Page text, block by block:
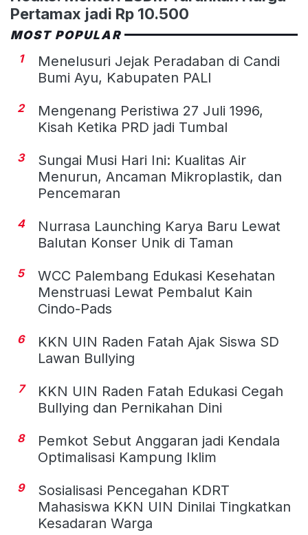
Pertamax jadi Rp 10.500
MOST POPULAR
1
Menelusuri Jejak Peradaban di Candi
Bumi Ayu, Kabupaten PALI
2
Mengenang Peristiwa 27 Juli 1996,
Kisah Ketika PRD jadi Tumbal
3
Sungai Musi Hari Ini: Kualitas Air
Menurun, Ancaman Mikroplastik, dan
Pencemaran
4
Nurrasa Launching Karya Baru Lewat
Balutan Konser Unik di Taman
5
WCC Palembang Edukasi Kesehatan
Menstruasi Lewat Pembalut Kain
Cindo-Pads
6
KKN UIN Raden Fatah Ajak Siswa SD
Lawan Bullying
7
KKN UIN Raden Fatah Edukasi Cegah
Bullying dan Pernikahan Dini
8
Pemkot Sebut Anggaran jadi Kendala
Optimalisasi Kampung Iklim
9
Sosialisasi Pencegahan KDRT
Mahasiswa KKN UIN Dinilai Tingkatkan
Kesadaran Warga